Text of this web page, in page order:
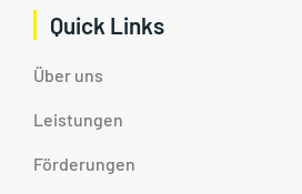
Quick Links
Über uns
Leistungen
Förderungen